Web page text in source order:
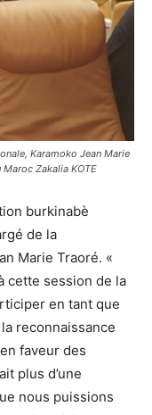
Karamoko Jean Marie
Maroc Zakalia KOTE
burkinabè
de la
Marie Traoré. «
cette session de la
en tant que
reconnaissance
faveur des
plus d’une
nous puissions